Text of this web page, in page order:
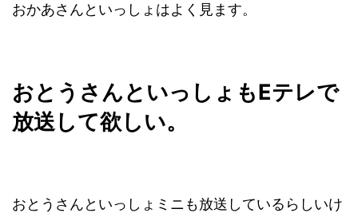
おかあさんといっしょはよく見ます。
おとうさんといっしょもEテレで
放送して欲しい。
おとうさんといっしょミニも放送しているらしいけ